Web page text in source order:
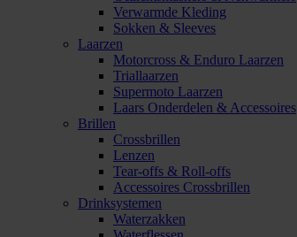
Verwarmde Kleding
Sokken & Sleeves
Laarzen
Motorcross & Enduro Laarzen
Triallaarzen
Supermoto Laarzen
Laars Onderdelen & Accessoires
Brillen
Crossbrillen
Lenzen
Tear-offs & Roll-offs
Accessoires Crossbrillen
Drinksystemen
Waterzakken